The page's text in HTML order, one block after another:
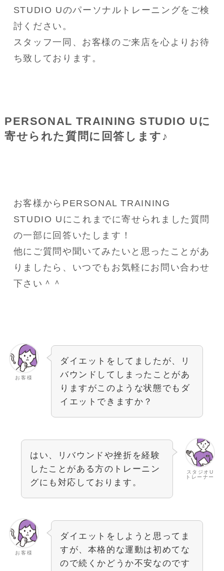
STUDIO Uのパーソナルトレーニングをご検
討ください。
スタッフ一同、お客様のご来店を心よりお待
ち致しております。
PERSONAL TRAINING STUDIO Uに
寄せられた質問に回答します♪
お客様からPERSONAL TRAINING
STUDIO Uにこれまでに寄せられました質問
の一部に回答いたします！
他にご質問や聞いてみたいと思ったことがあ
りましたら、いつでもお気軽にお問い合わせ
下さい＾＾
お客様
ダイエットをしてましたが、リ
バウンドしてしまったことがあ
りますがこのような状態でもダ
イエットできますか？
スタジオU
トレーナー
はい、リバウンドや挫折を経験
したことがある方のトレーニン
グにも対応しております。
お客様
ダイエットをしようと思ってま
すが、本格的な運動は初めてな
ので続くかどうか不安なのです